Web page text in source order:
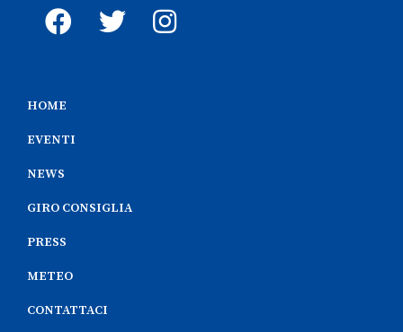
HOME
EVENTI
NEWS
GIRO CONSIGLIA
PRESS
METEO
CONTATTACI